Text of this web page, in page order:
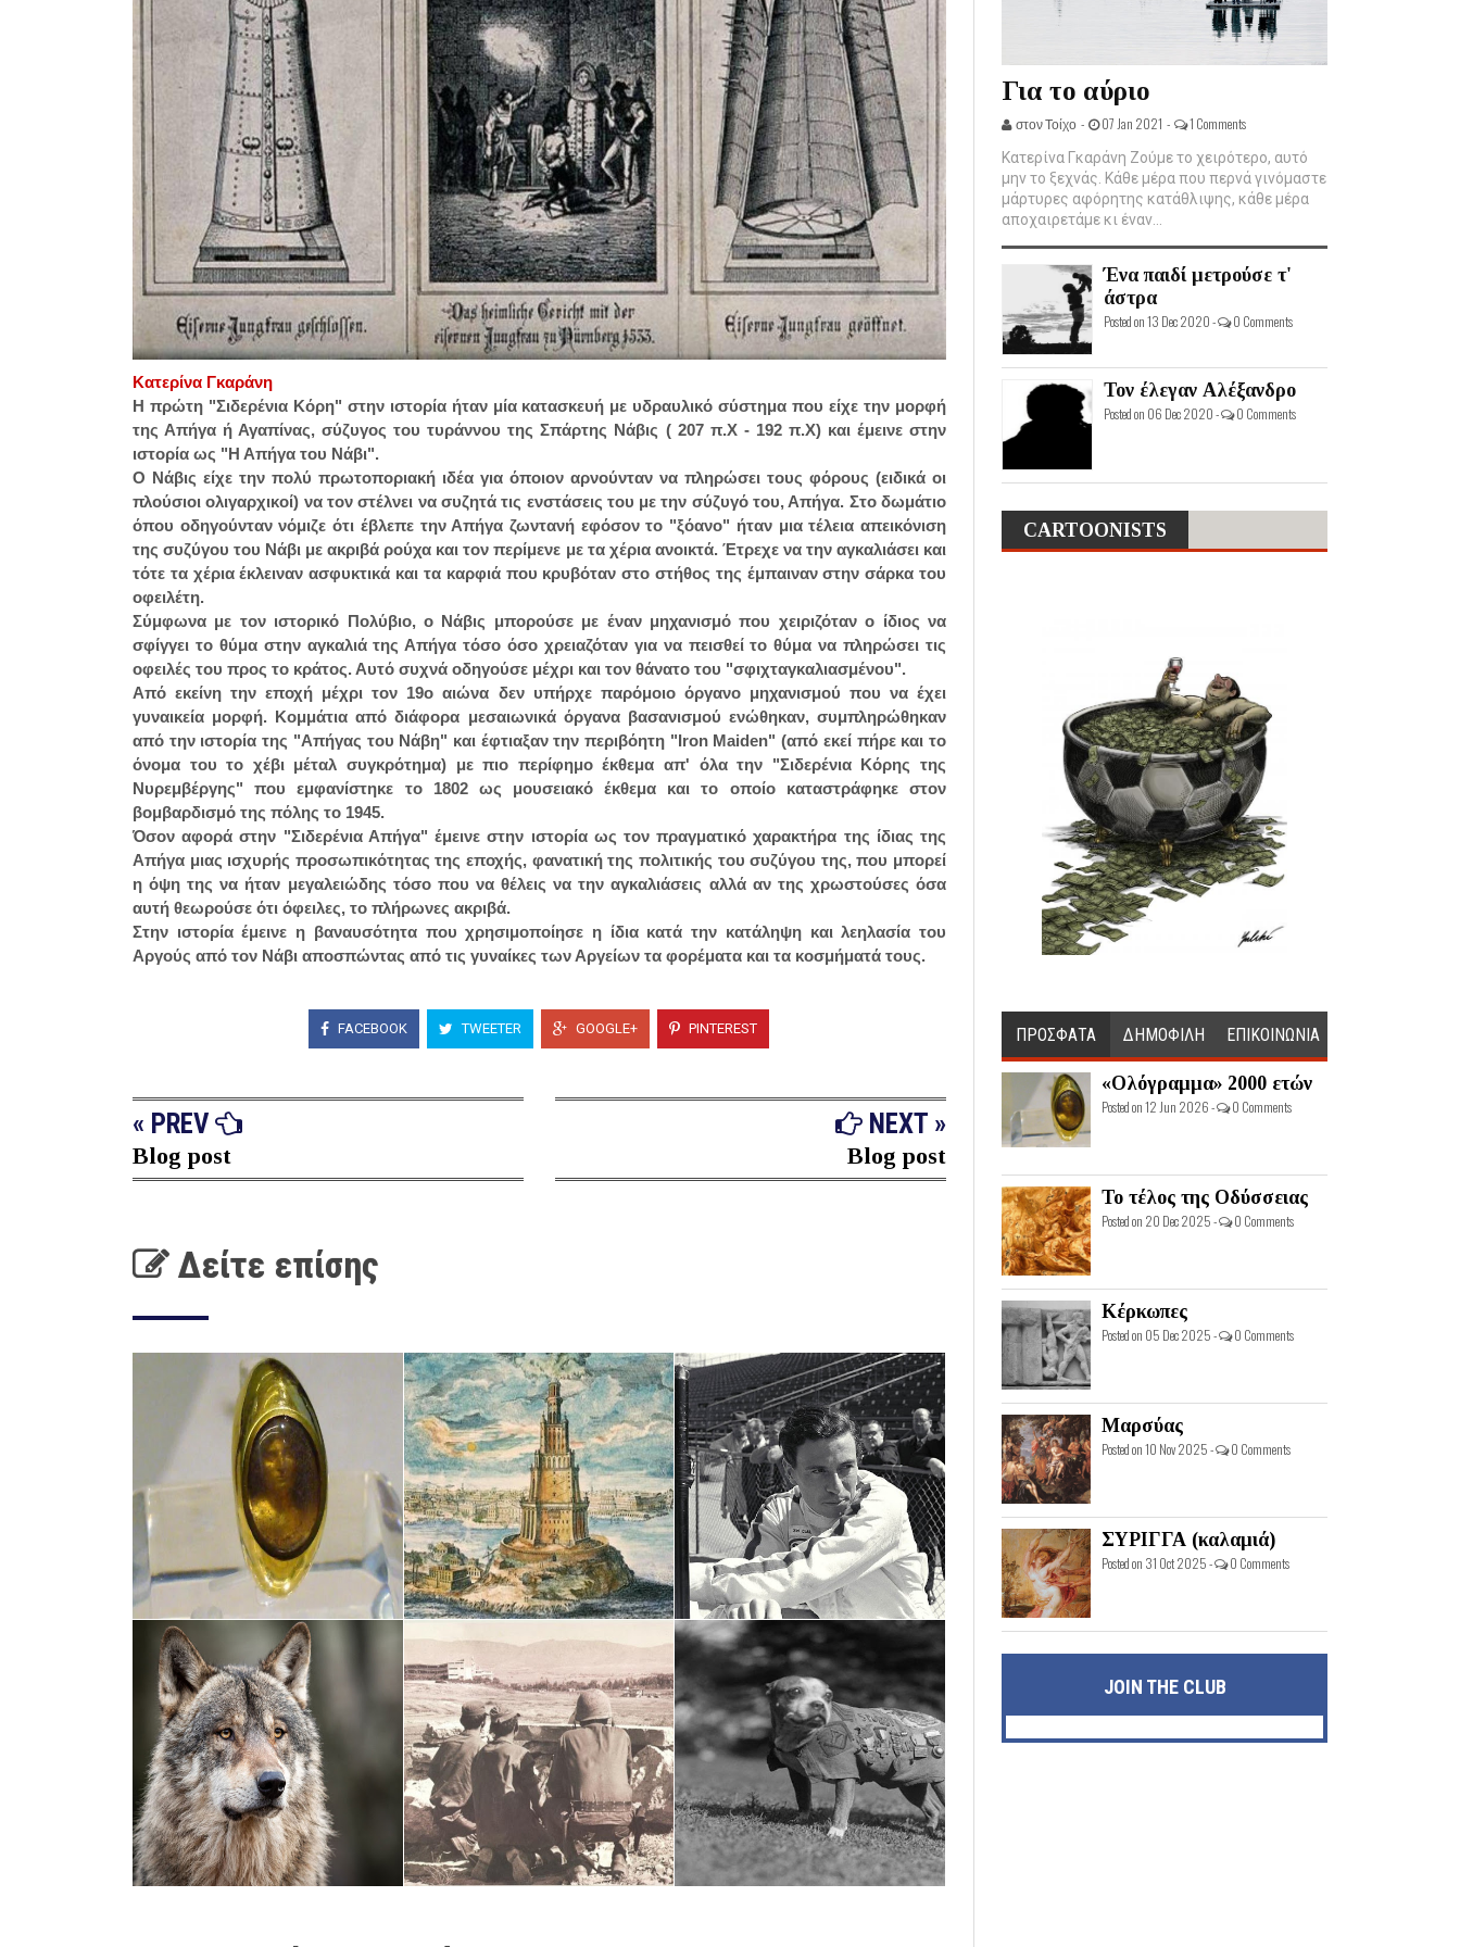
Κατερίνα Γκαράνη
Η πρώτη "Σιδερένια Κόρη" στην ιστορία ήταν μία κατασκευή με υδραυλικό σύστημα που είχε την μορφή
της Απήγα ή Αγαπίνας, σύζυγος του τυράννου της Σπάρτης Νάβις ( 207 π.Χ - 192 π.Χ) και έμεινε στην
ιστορία ως "Η Απήγα του Νάβι".
Ο Νάβις είχε την πολύ πρωτοποριακή ιδέα για όποιον αρνούνταν να πληρώσει τους φόρους (ειδικά οι
πλούσιοι ολιγαρχικοί) να τον στέλνει να συζητά τις ενστάσεις του με την σύζυγό του, Απήγα. Στο δωμάτιο
όπου οδηγούνταν νόμιζε ότι έβλεπε την Απήγα ζωντανή εφόσον το "ξόανο" ήταν μια τέλεια απεικόνιση
της συζύγου του Νάβι με ακριβά ρούχα και τον περίμενε με τα χέρια ανοικτά. Έτρεχε να την αγκαλιάσει και
τότε τα χέρια έκλειναν ασφυκτικά και τα καρφιά που κρυβόταν στο στήθος της έμπαιναν στην σάρκα του
οφειλέτη.
Σύμφωνα με τον ιστορικό Πολύβιο, ο Νάβις μπορούσε με έναν μηχανισμό που χειριζόταν ο ίδιος να
σφίγγει το θύμα στην αγκαλιά της Απήγα τόσο όσο χρειαζόταν για να πεισθεί το θύμα να πληρώσει τις
οφειλές του προς το κράτος. Αυτό συχνά οδηγούσε μέχρι και τον θάνατο του "σφιχταγκαλιασμένου".
Από εκείνη την εποχή μέχρι τον 19ο αιώνα δεν υπήρχε παρόμοιο όργανο μηχανισμού που να έχει
γυναικεία μορφή. Κομμάτια από διάφορα μεσαιωνικά όργανα βασανισμού ενώθηκαν, συμπληρώθηκαν
από την ιστορία της "Απήγας του Νάβη" και έφτιαξαν την περιβόητη "Iron Maiden" (από εκεί πήρε και το
όνομα του το χέβι μέταλ συγκρότημα) με πιο περίφημο έκθεμα απ' όλα την "Σιδερένια Κόρης της
Νυρεμβέργης" που εμφανίστηκε το 1802 ως μουσειακό έκθεμα και το οποίο καταστράφηκε στον
βομβαρδισμό της πόλης το 1945.
Όσον αφορά στην "Σιδερένια Απήγα" έμεινε στην ιστορία ως τον πραγματικό χαρακτήρα της ίδιας της
Απήγα μιας ισχυρής προσωπικότητας της εποχής, φανατική της πολιτικής του συζύγου της, που μπορεί
η όψη της να ήταν μεγαλειώδης τόσο που να θέλεις να την αγκαλιάσεις αλλά αν της χρωστούσες όσα
αυτή θεωρούσε ότι όφειλες, το πλήρωνες ακριβά.
Στην ιστορία έμεινε η βαναυσότητα που χρησιμοποίησε η ίδια κατά την κατάληψη και λεηλασία του
Αργούς από τον Νάβι αποσπώντας από τις γυναίκες των Αργείων τα φορέματα και τα κοσμήματά τους.
FACEBOOK TWEETER GOOGLE+ PINTEREST
« PREV
Blog post
NEXT »
Blog post
Δείτε επίσης
Για το αύριο
στον Τοίχο - 07 Jan 2021 - 1 Comments
Κατερίνα Γκαράνη Ζούμε το χειρότερο, αυτό
μην το ξεχνάς. Κάθε μέρα που περνά γινόμαστε
μάρτυρες αφόρητης κατάθλιψης, κάθε μέρα
αποχαιρετάμε κι έναν...
Ένα παιδί μετρούσε τ'
άστρα
Posted on 13 Dec 2020 - 0 Comments
Τον έλεγαν Αλέξανδρο
Posted on 06 Dec 2020 - 0 Comments
CARTOONISTS
ΠΡΟΣΦΑΤΑ ΔΗΜΟΦΙΛΗ ΕΠΙΚΟΙΝΩΝΙΑ
«Ολόγραμμα» 2000 ετών
Posted on 12 Jun 2026 - 0 Comments
Το τέλος της Οδύσσειας
Posted on 20 Dec 2025 - 0 Comments
Κέρκωπες
Posted on 05 Dec 2025 - 0 Comments
Μαρσύας
Posted on 10 Nov 2025 - 0 Comments
ΣΥΡΙΓΓΑ (καλαμιά)
Posted on 31 Oct 2025 - 0 Comments
JOIN THE CLUB